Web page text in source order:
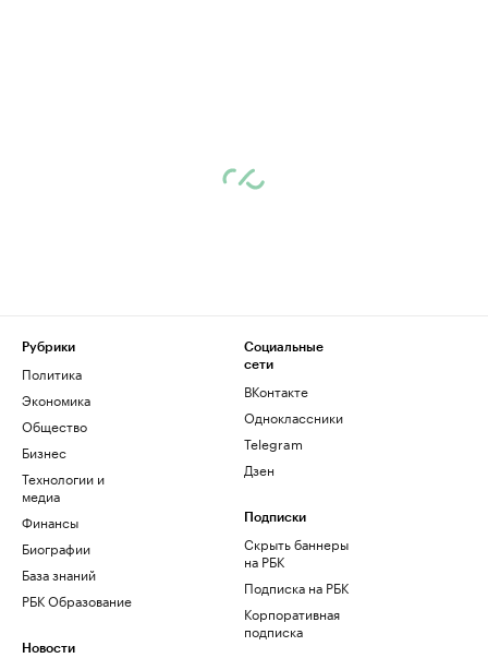
Рубрики
Политика
Экономика
Общество
Бизнес
Технологии и
медиа
Финансы
Биографии
База знаний
РБК Образование
Новости
Социальные
сети
ВКонтакте
Одноклассники
Telegram
Дзен
Подписки
Скрыть баннеры
на РБК
Подписка на РБК
Корпоративная
подписка